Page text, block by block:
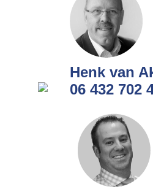
Henk van
06 432 702